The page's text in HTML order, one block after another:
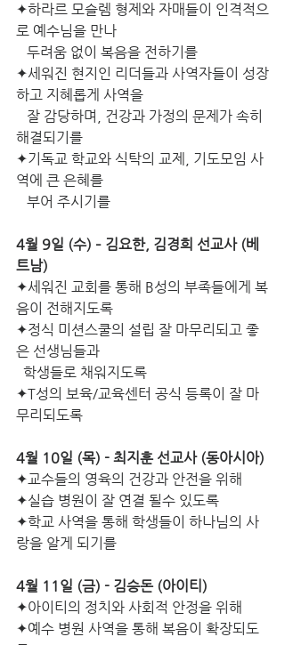
✦하라르 모슬렘 형제와 자매들이 인격적으
로 예수님을 만나
두려움 없이 복음을 전하기를
✦세워진 현지인 리더들과 사역자들이 성장
하고 지혜롭게 사역을
잘 감당하며, 건강과 가정의 문제가 속히
해결되기를
✦기독교 학교와 식탁의 교제, 기도모임 사
역에 큰 은혜를
부어 주시기를
4월 9일 (수) – 김요한, 김경희 선교사 (베
트남)
✦세워진 교회를 통해 B성의 부족들에게 복
음이 전해지도록
✦정식 미션스쿨의 설립 잘 마무리되고 좋
은 선생님들과
학생들로 채워지도록
✦T성의 보육/교육센터 공식 등록이 잘 마
무리되도록
4월 10일 (목) - 최지훈 선교사 (동아시아)
✦교수들의 영육의 건강과 안전을 위해
✦실습 병원이 잘 연결 될수 있도록
✦학교 사역을 통해 학생들이 하나님의 사
랑을 알게 되기를
4월 11일 (금) - 김승돈 (아이티)
✦아이티의 정치와 사회적 안정을 위해
✦예수 병원 사역을 통해 복음이 확장되도